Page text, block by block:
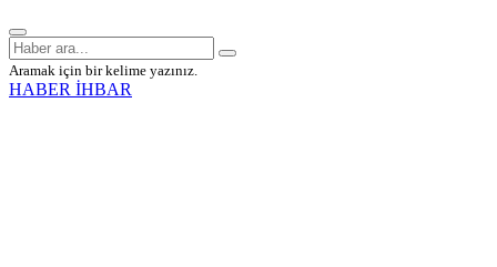
Aramak için bir kelime yazınız.
HABER İHBAR